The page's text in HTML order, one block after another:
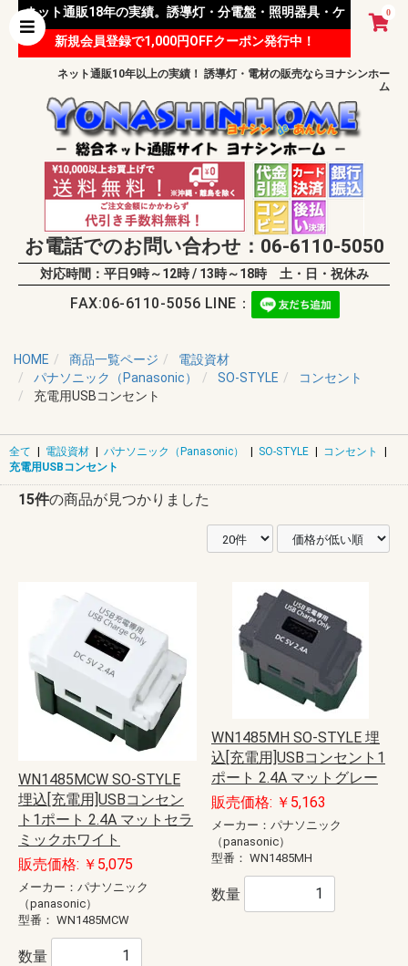
0
ネット通販18年の実績。誘導灯・分電盤・照明器具・ケ
ーブル等 様々な資材を取り扱っています。
新規会員登録で1,000円OFFクーポン発行中！
ネット通販10年以上の実績！ 誘導灯・電材の販売ならヨナシンホー
ム
お電話でのお問い合わせ：06-6110-5050
対応時間：平日9時～12時 / 13時～18時 土・日・祝休み
FAX:06-6110-5056 LINE：
HOME 商品一覧ページ
電設資材
パナソニック（Panasonic）
SO-STYLE
コンセント
充電用USBコンセント
全て | 電設資材 | パナソニック（Panasonic） | SO-STYLE | コンセント
|
充電用USBコンセント
15件の商品が見つかりました
WN1485MCW SO-STYLE
埋込[充電用]USBコンセン
ト1ポート 2.4A マットセラ
ミックホワイト
販売価格: ￥5,075
メーカー：パナソニック
（panasonic）
型番： WN1485MCW
数量
WN1485MH SO-STYLE 埋
込[充電用]USBコンセント1
ポート 2.4A マットグレー
販売価格: ￥5,163
メーカー：パナソニック
（panasonic）
型番： WN1485MH
数量